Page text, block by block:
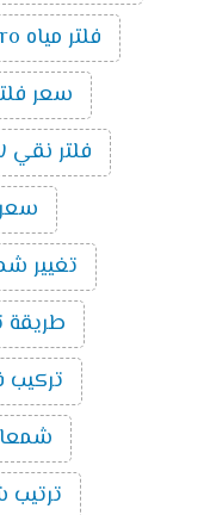
فلتر مياه ro تانك باور بلس ال7 مراحل
سعر فلتر مياه 7
فلتر نقي ٧ مراحل
سعر
تغيير
طريقة
تركيب
شمعات
ترتيب